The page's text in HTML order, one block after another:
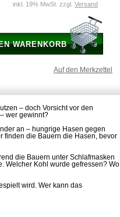
inkl. 19% MwSt. zzgl. Versand
WARENKORB
Auf den Merkzettel
– doch Vorsicht vor den
wer gewinnt?
an – hungrige Hasen gegen
finden die Bauern die Hasen, bevor
die Bauern unter Schlafmasken
Welcher Kohl wurde gefressen? Wo
wird. Wer kann das